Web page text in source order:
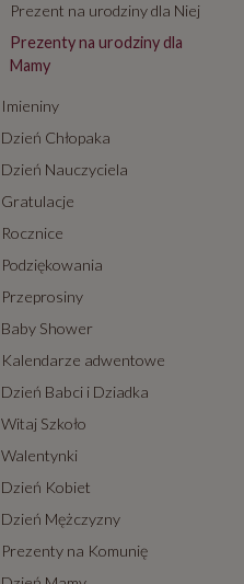
Prezent na urodziny dla Niej
Prezenty na urodziny dla
Mamy
Imieniny
Dzień Chłopaka
Dzień Nauczyciela
Gratulacje
Rocznice
Podziękowania
Przeprosiny
Baby Shower
Kalendarze adwentowe
Dzień Babci i Dziadka
Witaj Szkoło
Walentynki
Dzień Kobiet
Dzień Mężczyzny
Prezenty na Komunię